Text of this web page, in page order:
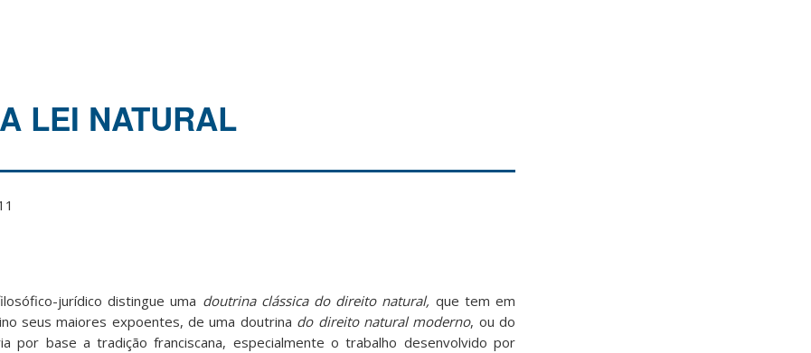
LEI NATURAL
jurídico distingue uma doutrina clássica do direito natural, que tem em
seus maiores expoentes, de uma doutrina do direito natural moderno, ou do
por base a tradição franciscana, especialmente o trabalho desenvolvido por